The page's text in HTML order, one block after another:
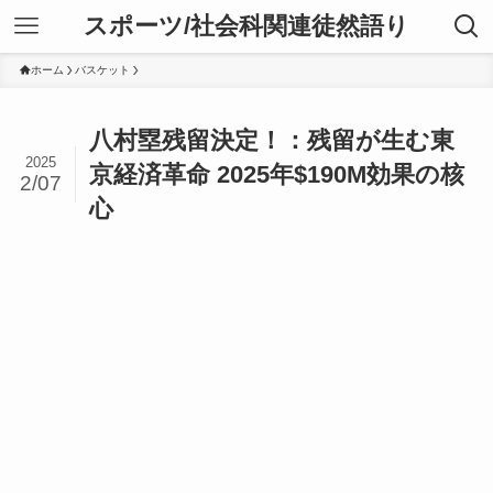
スポーツ/社会科関連徒然語り
ホーム バスケット
八村塁残留決定！：残留が生む東
京経済革命 2025年$190M効果の核
心
2025
2/07